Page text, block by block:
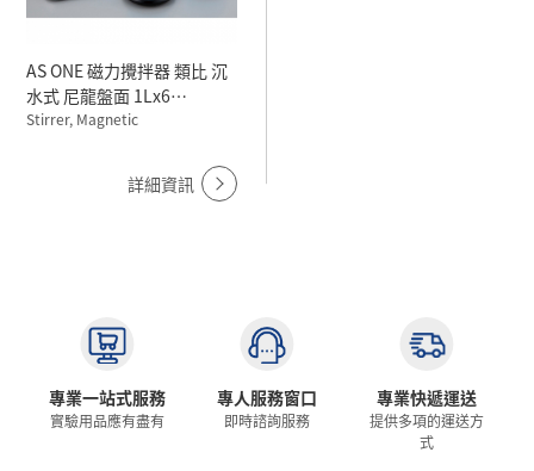
AS ONE 磁力攪拌器 類比 沉
水式 尼龍盤面 1Lx6
1500rpm WDS-C/WDS-S
Stirrer, Magnetic
詳細資訊
專業一站式服務
實驗用品應有盡有
專人服務窗口
即時諮詢服務
專業快遞運送
提供多項的運送方
式